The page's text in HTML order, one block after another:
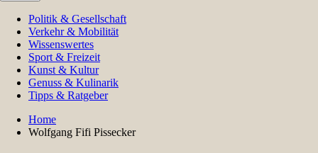
Politik & Gesellschaft
Verkehr & Mobilität
Wissenswertes
Sport & Freizeit
Kunst & Kultur
Genuss & Kulinarik
Tipps & Ratgeber
Home
Wolfgang Fifi Pissecker